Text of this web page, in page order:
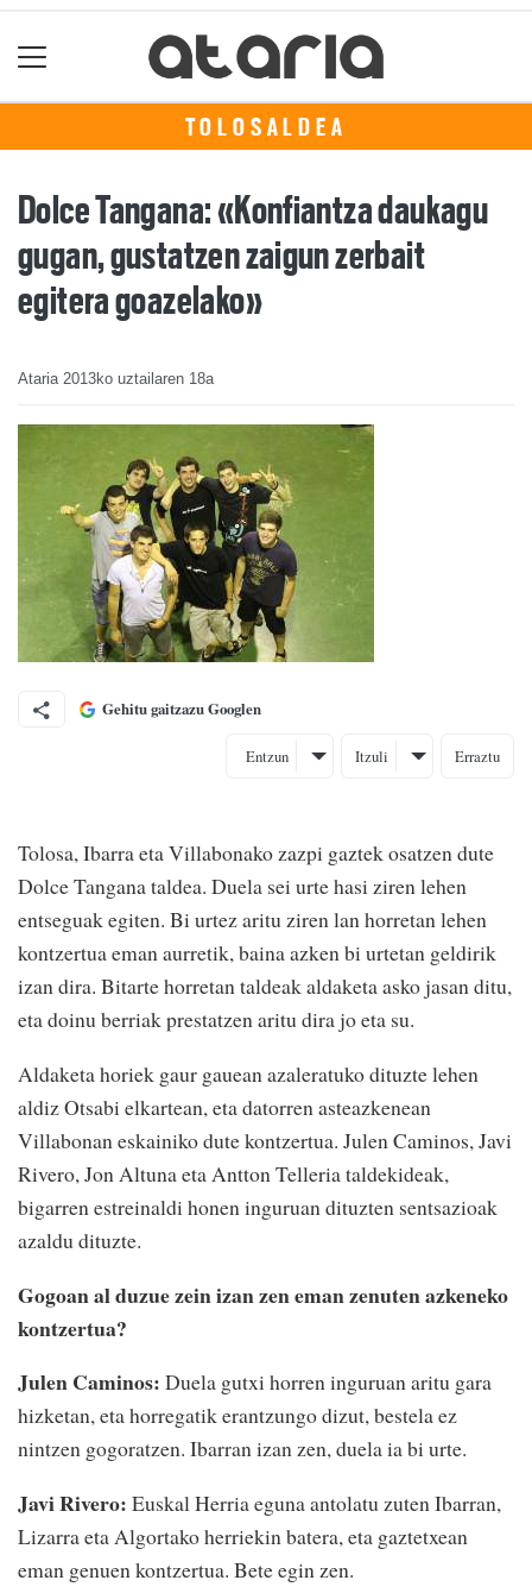
TOLOSALDEA
Dolce Tangana: «Konfiantza daukagu
gugan, gustatzen zaigun zerbait
egitera goazelako»
Ataria 2013ko uztailaren 18a
Gehitu gaitzazu Googlen
Entzun Itzuli Erraztu
Tolosa, Ibarra eta Villabonako zazpi gaztek osatzen dute
Dolce Tangana taldea. Duela sei urte hasi ziren lehen
entseguak egiten. Bi urtez aritu ziren lan horretan lehen
kontzertua eman aurretik, baina azken bi urtetan geldirik
izan dira. Bitarte horretan taldeak aldaketa asko jasan ditu,
eta doinu berriak prestatzen aritu dira jo eta su.
Aldaketa horiek gaur gauean azaleratuko dituzte lehen
aldiz Otsabi elkartean, eta datorren asteazkenean
Villabonan eskainiko dute kontzertua. Julen Caminos, Javi
Rivero, Jon Altuna eta Antton Telleria taldekideak,
bigarren estreinaldi honen inguruan dituzten sentsazioak
azaldu dituzte.
Gogoan al duzue zein izan zen eman zenuten azkeneko
kontzertua?
Julen Caminos: Duela gutxi horren inguruan aritu gara
hizketan, eta horregatik erantzungo dizut, bestela ez
nintzen gogoratzen. Ibarran izan zen, duela ia bi urte.
Javi Rivero: Euskal Herria eguna antolatu zuten Ibarran,
Lizarra eta Algortako herriekin batera, eta gaztetxean
eman genuen kontzertua. Bete egin zen.